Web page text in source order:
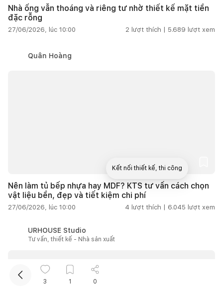
Nhà ống vẫn thoáng và riêng tư nhờ thiết kế mặt tiền
đặc rỗng
27/06/2026, lúc 10:00 2 lượt thích | 5.689 lượt xem
Quân Hoàng
Nên làm tủ bếp nhựa hay MDF? KTS tư vấn cách chọn
vật liệu bền, đẹp và tiết kiệm chi phí
27/06/2026, lúc 10:00 4 lượt thích | 6.045 lượt xem
URHOUSE Studio
Tư vấn, thiết kế - Nhà sản xuất
3 1 0
Kết nối thiết kế, thi công
Mua sắm hoàn thiện nhà